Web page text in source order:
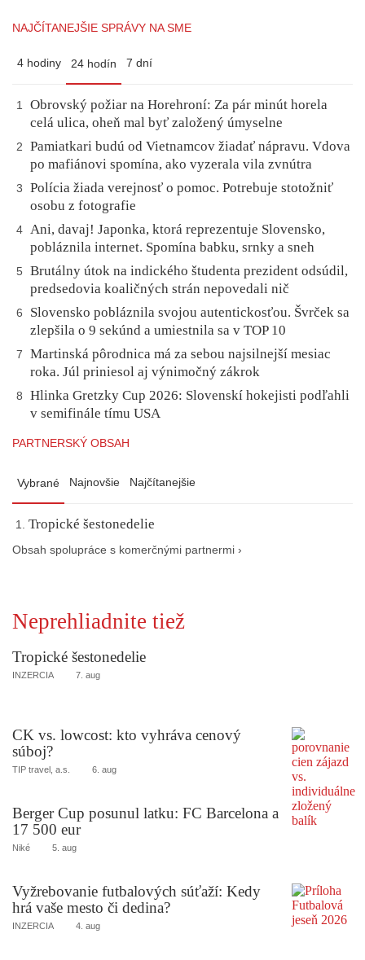
NAJČÍTANEJŠIE SPRÁVY NA SME
4 hodiny 24 hodín 7 dní
1
Obrovský požiar na Horehroní: Za pár minút horela
celá ulica, oheň mal byť založený úmyselne
2
Pamiatkari budú od Vietnamcov žiadať nápravu. Vdova
po mafiánovi spomína, ako vyzerala vila zvnútra
3
Polícia žiada verejnosť o pomoc. Potrebuje stotožniť
osobu z fotografie
4 Ani, davaj! Japonka, ktorá reprezentuje Slovensko,
pobláznila internet. Spomína babku, srnky a sneh
5
Brutálny útok na indického študenta prezident odsúdil,
predsedovia koaličných strán nepovedali nič
6
Slovensko pobláznila svojou autentickosťou. Švrček sa
zlepšila o 9 sekúnd a umiestnila sa v TOP 10
7
Martinská pôrodnica má za sebou najsilnejší mesiac
roka. Júl priniesol aj výnimočný zákrok
8
Hlinka Gretzky Cup 2026: Slovenskí hokejisti podľahli
v semifinále tímu USA
PARTNERSKÝ OBSAH
Vybrané Najnovšie Najčítanejšie
Tropické šestonedelie
Obsah spolupráce s komerčnými partnermi ›
Neprehliadnite tiež
Tropické šestonedelie
INZERCIA 7. aug
CK vs. lowcost: kto vyhráva cenový
súboj?
TIP travel, a.s. 6. aug
Berger Cup posunul latku: FC Barcelona a
17 500 eur
Niké 5. aug
Vyžrebovanie futbalových súťaží: Kedy
hrá vaše mesto či dedina?
INZERCIA 4. aug